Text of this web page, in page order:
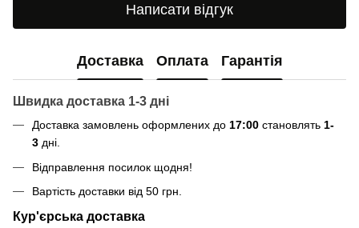
Написати відгук
Доставка Оплата Гарантія
Швидка доставка 1-3 дні
Доставка замовлень оформлених до 17:00 становлять 1-
3 дні.
Відправлення посилок щодня!
Вартість доставки від 50 грн.
Кур'єрська доставка